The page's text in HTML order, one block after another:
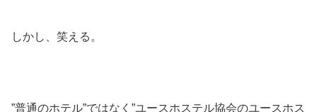
しかし、笑える。
”普通のホテル”ではなく”ユースホステル協会のユースホス